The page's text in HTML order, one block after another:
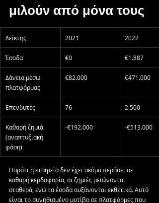
μιλούν από μόνα τους
Δείκτης 2021 2022
Έσοδα €0 €1.887
Δάνεια μέσω
πλατφόρμας
€82.000 €471.000
Επενδυτές 76 2.500
Καθαρή ζημιά
(αναπτυξιακή
φάση)
-€192.000 -€513.000
Παρότι η εταιρεία δεν έχει ακόμα περάσει σε
καθαρή κερδοφορία, οι ζημιές μειώνονται
σταθερά, ενώ τα έσοδα αυξάνονται εκθετικά. Αυτό
είναι το συνηθισμένο μοτίβο σε πλατφόρμες που